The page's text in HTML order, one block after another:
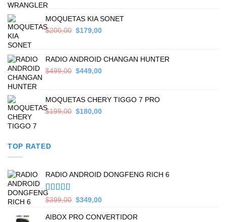
$559,00.$449,00.
MOQUETAS KIA SONET
$200,00 Original
$200,00.
$179,00Current
$179,00.
RADIO ANDROID CHANGAN HUNTER
$499,00 Original
$499,00.
$449,00Current
$449,00.
MOQUETAS CHERY TIGGO 7 PRO
$199,00 Original
$180,00Current
TOP RATED
RADIO ANDROID DONGFENG RICH 6
Valorado en
$399,00 Original
was:
$349,00Current
is:
AIBOX PRO CONVERTIDOR